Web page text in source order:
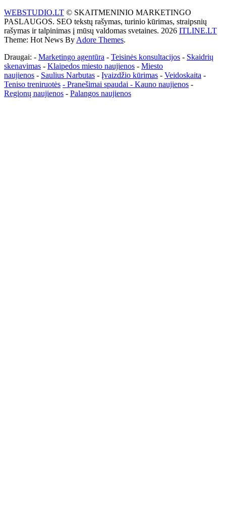
WEBSTUDIO.LT © SKAITMENINIO MARKETINGO
PASLAUGOS. SEO tekstų rašymas, turinio kūrimas, straipsnių
rašymas ir talpinimas į mūsų valdomas svetaines. 2026 ITLINE.LT
Theme: Hot News By Adore Themes.
Draugai: - Marketingo agentūra - Teisinės konsultacijos - Skaidrių
skenavimas - Klaipedos miesto naujienos - Miesto
naujienos - Saulius Narbutas - Įvaizdžio kūrimas - Veidoskaita -
Teniso treniruotės - Pranešimai spaudai - Kauno naujienos -
Regionų naujienos - Palangos naujienos